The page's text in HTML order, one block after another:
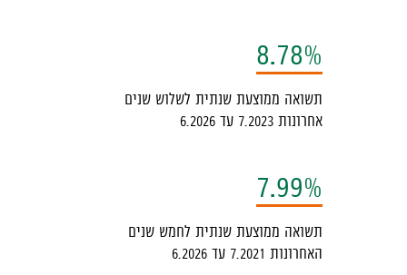
8.78%
תשואה ממוצעת שנתית לשלוש שנים
אחרונות 7.2023 עד 6.2026
7.99%
תשואה ממוצעת שנתית לחמש שנים
האחרונות 7.2021 עד 6.2026